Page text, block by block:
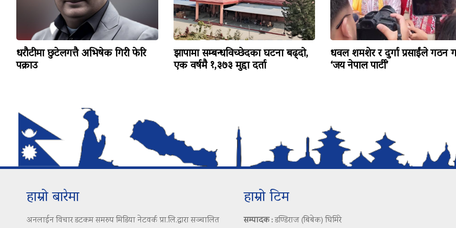
धरौटीमा छुटेलगत्तै अभिषेक गिरी फेरि
पक्राउ
झापामा सम्बन्धविच्छेदका घटना बढ्दो,
एक वर्षमै १,३७३ मुद्दा दर्ता
धवल शमशेर र दुर्गा प्रसाईंले गठन
‘जय नेपाल पार्टी’
हाम्रो बारेमा
अनलाईन विचार डटकम समरुप मिडिया नेटवर्क प्रा.लि.द्वारा सञ्चालित
हाम्रो टिम
सम्पादक :डण्डिराज (बिबेक) घिमिरे